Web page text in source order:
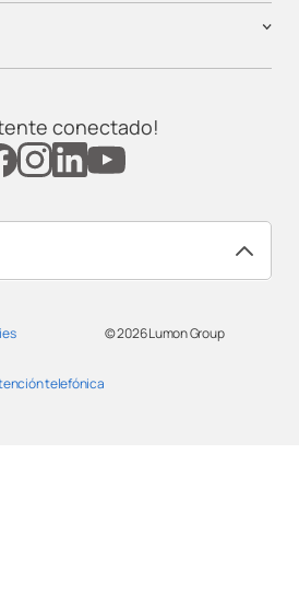
conectado!
telefónica
© 2026Lumon Group